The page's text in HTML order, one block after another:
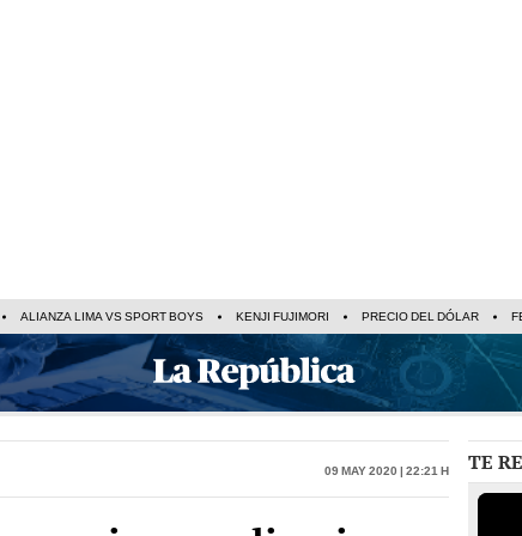
ALIANZA LIMA VS SPORT BOYS KENJI FUJIMORI PRECIO DEL DÓLAR
09 May 2020 | 22:21 h TE